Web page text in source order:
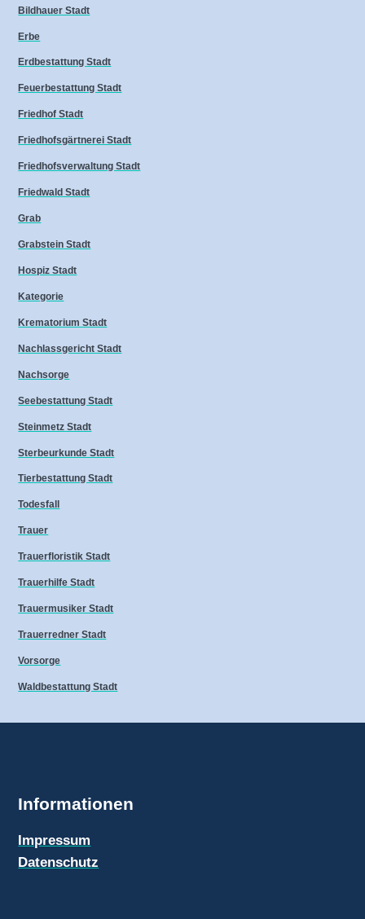
Bildhauer Stadt
Erbe
Erdbestattung Stadt
Feuerbestattung Stadt
Friedhof Stadt
Friedhofsgärtnerei Stadt
Friedhofsverwaltung Stadt
Friedwald Stadt
Grab
Grabstein Stadt
Hospiz Stadt
Kategorie
Krematorium Stadt
Nachlassgericht Stadt
Nachsorge
Seebestattung Stadt
Steinmetz Stadt
Sterbeurkunde Stadt
Tierbestattung Stadt
Todesfall
Trauer
Trauerfloristik Stadt
Trauerhilfe Stadt
Trauermusiker Stadt
Trauerredner Stadt
Vorsorge
Waldbestattung Stadt
Informationen
Impressum
Datenschutz